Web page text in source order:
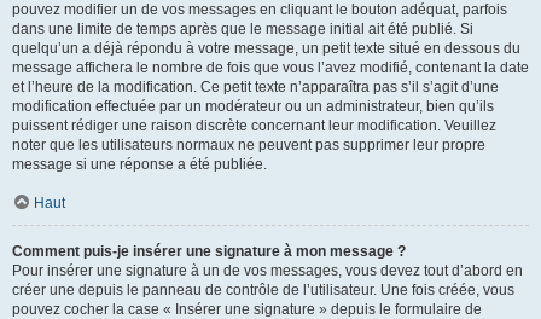
pouvez modifier un de vos messages en cliquant le bouton adéquat, parfois
dans une limite de temps après que le message initial ait été publié. Si
quelqu’un a déjà répondu à votre message, un petit texte situé en dessous du
message affichera le nombre de fois que vous l’avez modifié, contenant la date
et l’heure de la modification. Ce petit texte n’apparaîtra pas s’il s’agit d’une
modification effectuée par un modérateur ou un administrateur, bien qu’ils
puissent rédiger une raison discrète concernant leur modification. Veuillez
noter que les utilisateurs normaux ne peuvent pas supprimer leur propre
message si une réponse a été publiée.
Haut
Comment puis-je insérer une signature à mon message ?
Pour insérer une signature à un de vos messages, vous devez tout d’abord en
créer une depuis le panneau de contrôle de l’utilisateur. Une fois créée, vous
pouvez cocher la case « Insérer une signature » depuis le formulaire de